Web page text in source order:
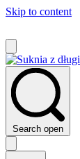
Skip to content
Search open